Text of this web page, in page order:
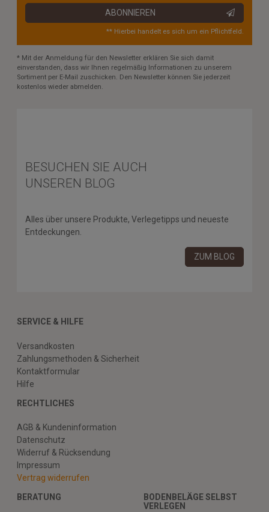
ABONNIEREN
** Hierbei handelt es sich um ein Pflichtfeld.
* Mit der Anmeldung für den Newsletter erklären Sie sich damit
einverstanden, dass wir Ihnen regelmäßig Informationen zu unserem
Sortiment per E-Mail zuschicken. Den Newsletter können Sie jederzeit
kostenlos wieder abmelden.
BESUCHEN SIE AUCH
UNSEREN BLOG
Alles über unsere Produkte, Verlegetipps und neueste
Entdeckungen.
ZUM BLOG
SERVICE & HILFE
Versandkosten
Zahlungsmethoden & Sicherheit
Kontaktformular
Hilfe
RECHTLICHES
AGB & Kundeninformation
Datenschutz
Widerruf & Rücksendung
Impressum
Vertrag widerrufen
BERATUNG
BODENBELÄGE SELBST
VERLEGEN